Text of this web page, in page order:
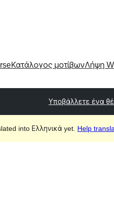
Κατάλογος μοτίβωνΛήψη
Υποβάλλετε ένα
into Ελληνικά yet. Help